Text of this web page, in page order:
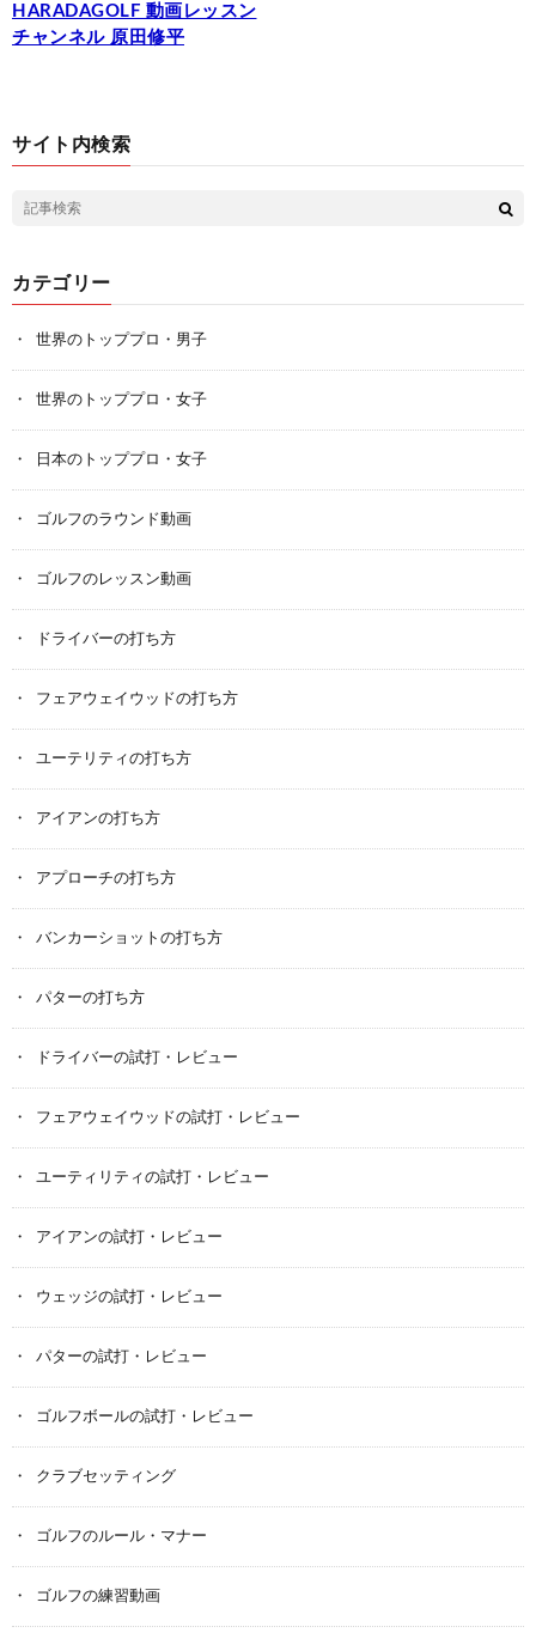
HARADAGOLF 動画レッスン
チャンネル 原田修平
サイト内検索
カテゴリー
世界のトッププロ・男子
世界のトッププロ・女子
日本のトッププロ・女子
ゴルフのラウンド動画
ゴルフのレッスン動画
ドライバーの打ち方
フェアウェイウッドの打ち方
ユーテリティの打ち方
アイアンの打ち方
アプローチの打ち方
バンカーショットの打ち方
パターの打ち方
ドライバーの試打・レビュー
フェアウェイウッドの試打・レビュー
ユーティリティの試打・レビュー
アイアンの試打・レビュー
ウェッジの試打・レビュー
パターの試打・レビュー
ゴルフボールの試打・レビュー
クラブセッティング
ゴルフのルール・マナー
ゴルフの練習動画